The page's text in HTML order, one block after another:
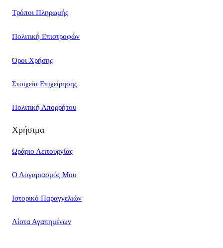
Τρόποι Πληρωμής
Πολιτική Επιστροφών
Όροι Χρήσης
Στοιχεία Επιχείρησης
Πολιτική Απορρήτου
Χρήσιμα
Ωράριο Λειτουργίας
Ο Λογαριασμός Μου
Ιστορικό Παραγγελιών
Λίστα Αγαπημένων